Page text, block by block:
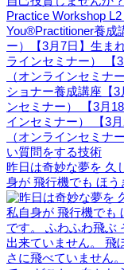
昨日は奇妙な夢を 久
身が 飛行機でも ほう